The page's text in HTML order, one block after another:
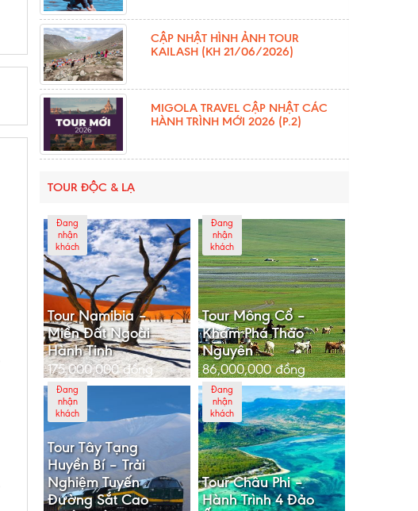
CẬP NHẬT HÌNH ẢNH TOUR
KAILASH (KH 21/06/2026)
MIGOLA TRAVEL CẬP NHẬT CÁC
HÀNH TRÌNH MỚI 2026 (P.2)
TOUR ĐỘC & LẠ
Đang
nhận
khách
Tour Namibia –
Miền Đất Ngoài
Hành Tinh
175,000,000đồng
Đang
nhận
khách
Tour Mông Cổ –
Khám Phá Thảo
Nguyên
86,000,000đồng
Đang
nhận
khách
Tour Tây Tạng
Huyền Bí – Trải
Nghiệm Tuyến
Đường Sắt Cao
Đang
nhận
khách
Tour Châu Phi –
Hành Trình 4 Đảo